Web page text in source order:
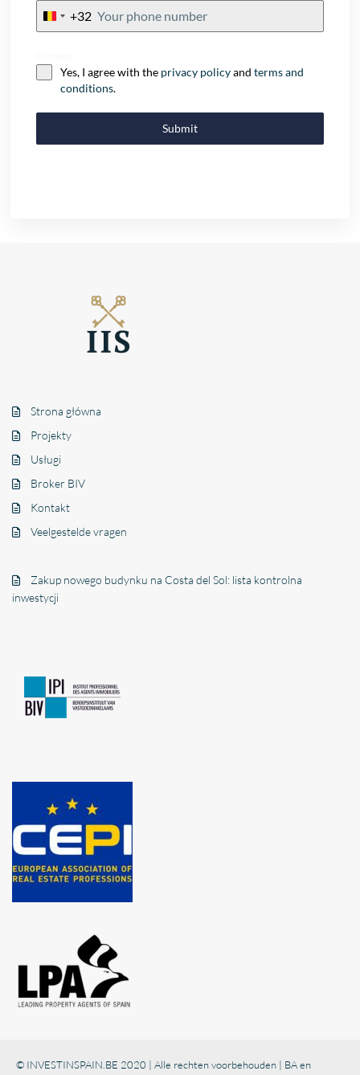
Belgium
+32
Yes, I agree with the privacy policyandterms and
conditions.
Submit
Strona główna
Projekty
Usługi
Broker BIV
Kontakt
Veelgestelde vragen
Zakup nowego budynku na Costa del Sol: lista kontrolna
inwestycji
© INVESTINSPAIN.BE 2020 | Alle rechten voorbehouden | BA en